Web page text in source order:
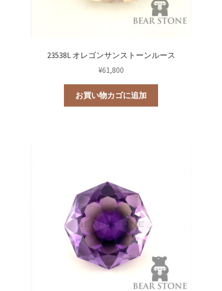
23538L オレゴンサンストーンルース
¥61,800
お買い物カゴに追加